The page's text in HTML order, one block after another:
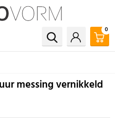
0
messing vernikkeld